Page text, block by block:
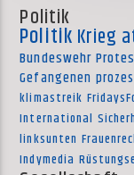
Politik
Politik Krieg
Bundeswehr
Gefangenen
klimastreik
International
linksunten
Indymedia